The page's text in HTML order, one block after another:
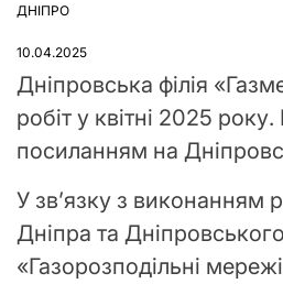
ОПУБЛІКУВАТИ
ДНІПРО
10.04.2025
Дніпровська філія
робіт у квітні 2025
посиланням на
У зв’язку з виконанням
Дніпра та
«Газорозподільні